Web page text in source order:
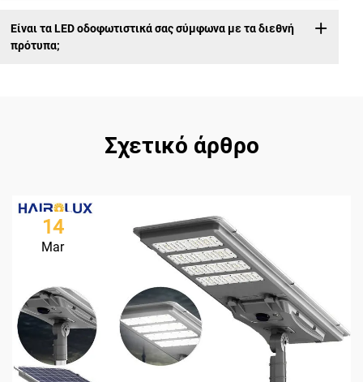
Είναι τα LED οδοφωτιστικά σας σύμφωνα με τα διεθνή
πρότυπα;
Σχετικό άρθρο
14
Mar